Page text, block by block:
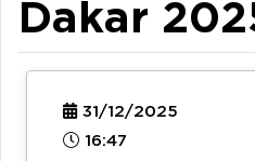
Dakar
31/12/2025
16:47